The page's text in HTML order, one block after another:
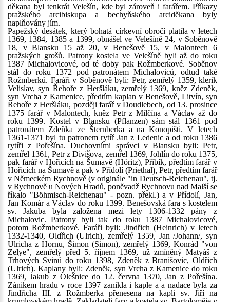
děkana byl tenkrát Velešín, kde byl zároveň i farářem. Příkazy
pražského arcibiskupa a bechyňského arciděkana byly
naplňovány jím.
Papežský desátek, který bohatá církevní obročí platila v letech
1369, 1384, 1385 a 1399, obnášel ve Velešíně 24, v Soběnově
18, v Blansku 15 až 20, v Benešově 15, v Malontech 6
pražských grošů. Patrony kostela ve Velešíně byli až do roku
1387 Michalovicové, od té doby pak Rožmberkové. Soběnov
stál do roku 1372 pod patronátem Michaloviců, odtud také
Rožmberků. Faráři v Soběnově byli: Petr, zemřelý 1359, klerik
Velislav, syn Řehoře z Heršláku, zemřelý 1369, kněz Zdeněk,
syn Vrcha z Kamenice, předtím kaplan v Benešově, Litvín, syn
Řehoře z Heršláku, později farář v Doudlebech, od 13. prosince
1375 farář v Malontech, kněz Petr z Milčína a Václav až do
roku 1399. Kostel v Blansku (Pflanzen) sám stál 1361 pod
patronátem Zdeňka ze Šternberka a na Konopišti. V letech
1361-1371 byl tu patronem rytíř Jan z Ledenic a od roku 1386
rytíři z Pořešína. Duchovními správci v Blansku byli: Petr,
zemřel 1361, Petr z Divišova, zemřel 1369, Johlín do roku 1375,
pak farář v Hořicích na Šumavě (Höritz), Přibík, předtím farář v
Hořicích na Šumavě a pak v Přídolí (Priethal), Petr, předtím farář
v Německém Rychnově (v originále "in Deutsch-Reichenau", tj.
v Rychnově u Nových Hradů, poněvadž Rychnovu nad Malší se
říkalo "Böhmisch-Reichenau" - pozn. překl.) a v Přídolí, Jan,
Jan Komár a Václav do roku 1399. Benešovská fara s kostelem
sv. Jakuba byla založena mezi lety 1306-1332 pány z
Michalovic. Patrony byli tak do roku 1387 Michalovicové,
potom Rožmberkové. Faráři byli: Jindřich (Heinrich) v letech
1332-1340, Oldřich (Ulrich), zemřelý 1359, Jan /Johann/, syn
Ulricha z Hornu, Šimon (Simon), zemřelý 1369, Konrád "von
Zelye", zemřelý před 5. říjnem 1369, už zmíněný Matyáš z
Trhových Svinů do roku 1398, Zdeněk z Branišovic, Oldřich
(Ulrich). Kaplany byli: Zdeněk, syn Vrcha z Kamenice do roku
1369, Jakub z Olešnice do 12. června 1370, Jan z Pořešína.
Zánikem hradu v roce 1397 zanikla i kaple a a nadace byla za
Jindřicha III. z Rožmberka přenesena na kapli sv. Jiří na